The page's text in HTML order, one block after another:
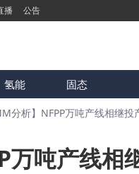
播 公告
氢能 固态
分析】NFPP万吨产线相继
万吨产线